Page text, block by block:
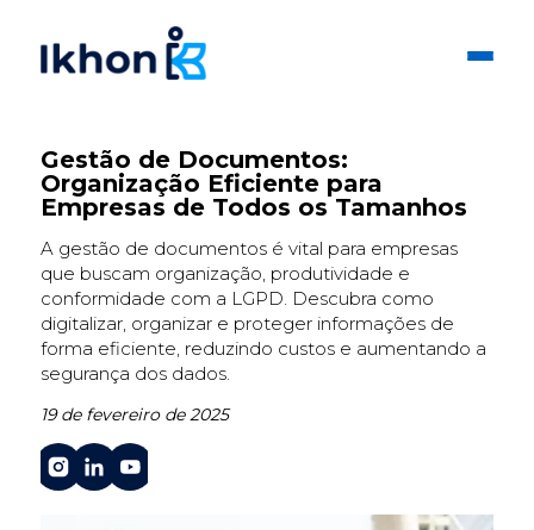
Gestão de Documentos:
Organização Eficiente para
Empresas de Todos os Tamanhos
A gestão de documentos é vital para empresas
que buscam organização, produtividade e
conformidade com a LGPD. Descubra como
digitalizar, organizar e proteger informações de
forma eficiente, reduzindo custos e aumentando a
segurança dos dados.
19 de fevereiro de 2025